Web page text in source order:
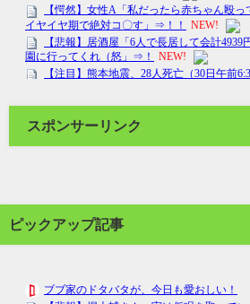
スポンサーリンク
ピックアップ記事